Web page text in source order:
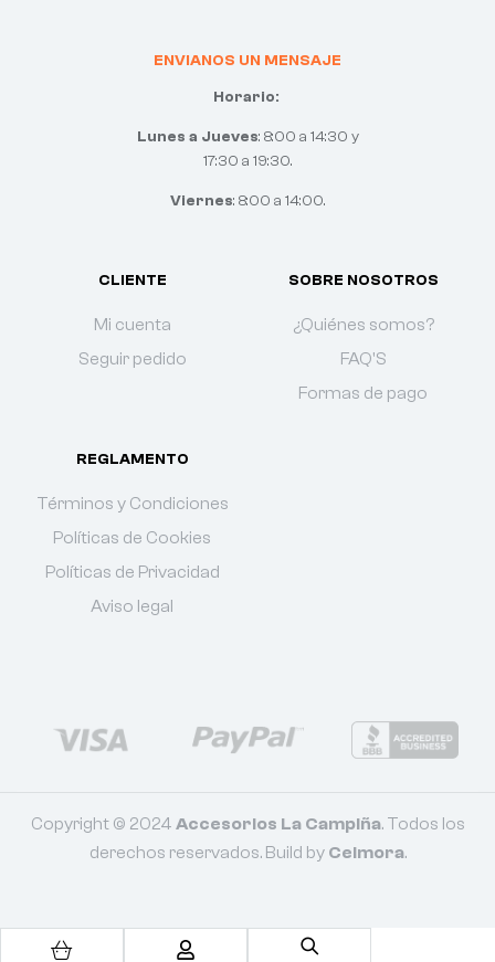
ENVIANOS UN MENSAJE
Horario:
Lunes a Jueves: 8:00 a 14:30 y
17:30 a 19:30.
Viernes: 8:00 a 14:00.
CLIENTE
Mi cuenta
Seguir pedido
SOBRE NOSOTROS
¿Quiénes somos?
FAQ'S
Formas de pago
REGLAMENTO
Términos y Condiciones
Políticas de Cookies
Políticas de Privacidad
Aviso legal
Copyright © 2024 Accesorios La Campiña. Todos los
derechos reservados. Build byCelmora.